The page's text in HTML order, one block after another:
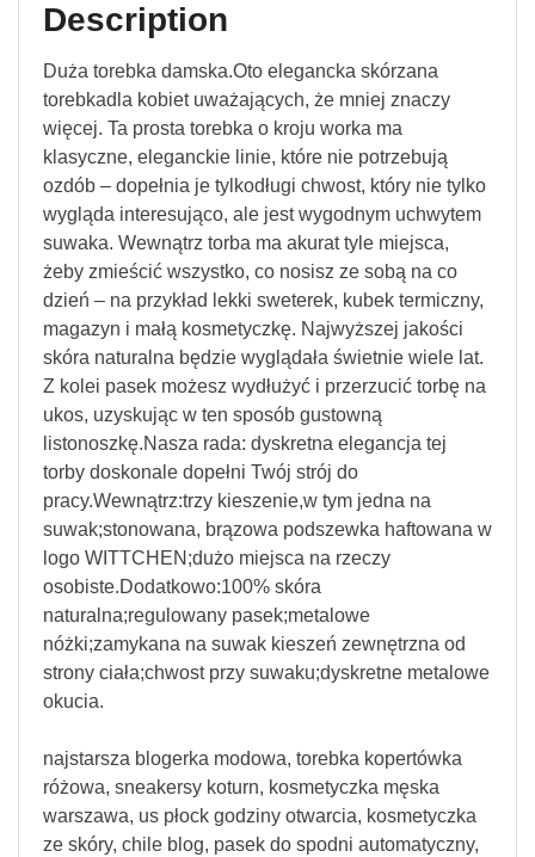
Description
Duża torebka damska.Oto elegancka skórzana
torebkadla kobiet uważających, że mniej znaczy
więcej. Ta prosta torebka o kroju worka ma
klasyczne, eleganckie linie, które nie potrzebują
ozdób – dopełnia je tylkodługi chwost, który nie tylko
wygląda interesująco, ale jest wygodnym uchwytem
suwaka. Wewnątrz torba ma akurat tyle miejsca,
żeby zmieścić wszystko, co nosisz ze sobą na co
dzień – na przykład lekki sweterek, kubek termiczny,
magazyn i małą kosmetyczkę. Najwyższej jakości
skóra naturalna będzie wyglądała świetnie wiele lat.
Z kolei pasek możesz wydłużyć i przerzucić torbę na
ukos, uzyskując w ten sposób gustowną
listonoszkę.Nasza rada: dyskretna elegancja tej
torby doskonale dopełni Twój strój do
pracy.Wewnątrz:trzy kieszenie,w tym jedna na
suwak;stonowana, brązowa podszewka haftowana w
logo WITTCHEN;dużo miejsca na rzeczy
osobiste.Dodatkowo:100% skóra
naturalna;regulowany pasek;metalowe
nóżki;zamykana na suwak kieszeń zewnętrzna od
strony ciała;chwost przy suwaku;dyskretne metalowe
okucia.
najstarsza blogerka modowa, torebka kopertówka
różowa, sneakersy koturn, kosmetyczka męska
warszawa, us płock godziny otwarcia, kosmetyczka
ze skóry, chile blog, pasek do spodni automatyczny,